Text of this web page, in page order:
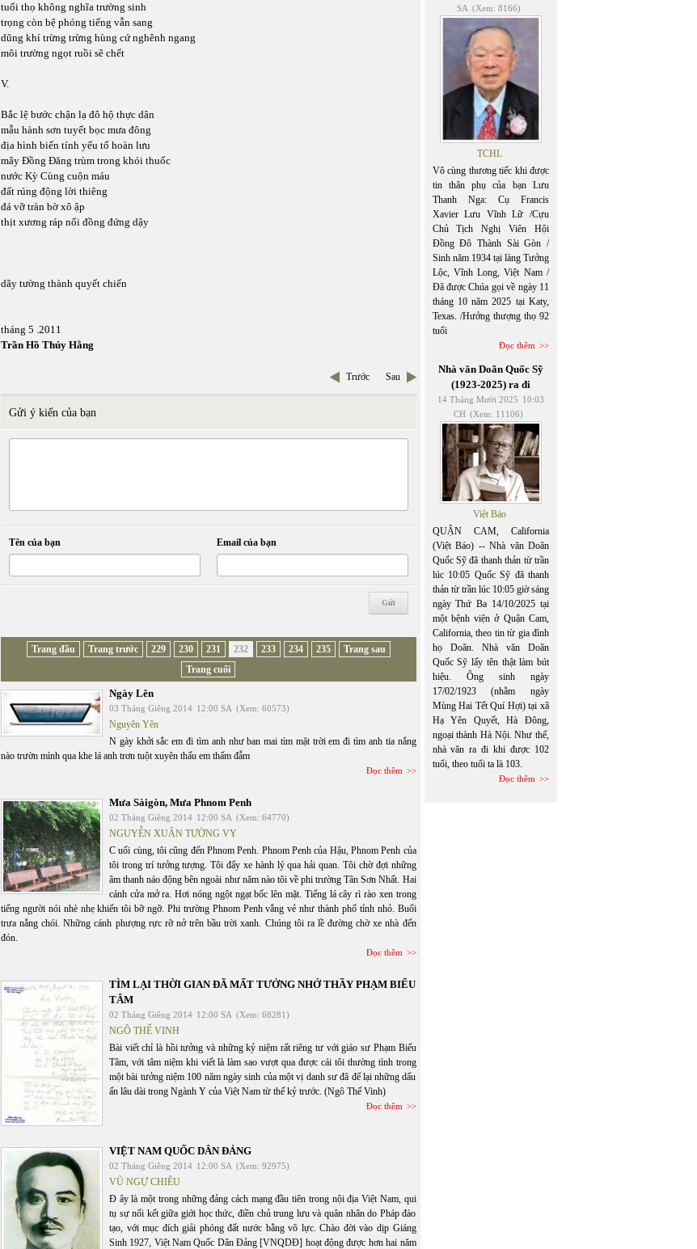
tuổi thọ không nghĩa trường sinh
trọng còn bệ phóng tiếng vẫn sang
dũng khí trừng trừng hùng cứ nghênh ngang
môi trường ngọt ruồi sẽ chết
V.
Bắc lệ bước chận lạ đô hộ thực dân
mẫu hành sơn tuyết bọc mưa đông
địa hình biến tính yếu tố hoàn lưu
mây Đồng Đăng trùm trong khói thuốc
nước Kỳ Cùng cuộn máu
đất rúng động lời thiêng
đá vỡ tràn bờ xô ập
thịt xương ráp nối đồng đứng dậy
dãy tường thành quyết chiến
tháng 5 .2011
Trần Hồ Thúy Hằng
Trước Sau
Gửi ý kiến của bạn
Tên của bạn Email của bạn
Trang đầu Trang trước 229 230 231 232 233 234 235
Trang sau
Trang cuối
Ngày Lên
03 Tháng Giêng 2014 12:00 SA (Xem: 60573)
Nguyên Yên
N gày khởi sắc em đi tìm anh như ban mai tìm mặt trời em đi tìm anh tia nắng
nào trườn mình qua khe lá anh trơn tuột xuyên thấu em thấm đẫm
Đọc thêm
Mưa Sàigòn, Mưa Phnom Penh
02 Tháng Giêng 2014 12:00 SA (Xem: 64770)
NGUYỄN XUÂN TƯỜNG VY
C uối cùng, tôi cũng đến Phnom Penh. Phnom Penh của Hậu, Phnom Penh của
tôi trong trí tưởng tượng. Tôi đẩy xe hành lý qua hải quan. Tôi chờ đợi những
âm thanh náo động bên ngoài như năm nào tôi về phi trường Tân Sơn Nhất. Hai
cánh cửa mở ra. Hơi nóng ngột ngạt bốc lên mặt. Tiếng lá cây rì rào xen trong
tiếng người nói nhè nhẹ khiến tôi bỡ ngỡ. Phi trường Phnom Penh vắng vẻ như thành phố tỉnh nhỏ. Buổi
trưa nắng chói. Những cánh phượng rực rỡ nở trên bầu trời xanh. Chúng tôi ra lề đường chờ xe nhà đến
đón.
Đọc thêm
TÌM LẠI THỜI GIAN ĐÃ MẤT TƯỞNG NHỚ THẦY PHẠM BIỂU
TÂM
02 Tháng Giêng 2014 12:00 SA (Xem: 68281)
NGÔ THẾ VINH
Bài viết chỉ là hồi tưởng và những kỷ niệm rất riêng tư với giáo sư Phạm Biểu
Tâm, với tâm niệm khi viết là làm sao vượt qua được cái tôi thường tình trong
một bài tưởng niệm 100 năm ngày sinh của một vị danh sư đã để lại những dấu
ấn lâu dài trong Ngành Y của Việt Nam từ thế kỷ trước. (Ngô Thế Vinh)
Đọc thêm
VIỆT NAM QUỐC DÂN ĐẢNG
02 Tháng Giêng 2014 12:00 SA (Xem: 92975)
VŨ NGỰ CHIÊU
Đ ây là một trong những đảng cách mạng đầu tiên trong nội địa Việt Nam, qui
tụ sự nối kết giữa giới học thức, điền chủ trung lưu và quân nhân do Pháp đào
tạo, với mục đích giải phóng đất nước bằng võ lực. Chào đời vào dịp Giáng
Sinh 1927, Việt Nam Quốc Dân Đảng [VNQDĐ] hoạt động được hơn hai năm
SA (Xem: 8166)
TCHL
Vô cùng thương tiếc khi được
tin thân phụ của bạn Lưu
Thanh Nga: Cụ Francis
Xavier Lưu Vĩnh Lữ /Cựu
Chủ Tịch Nghị Viên Hội
Đồng Đô Thành Sài Gòn /
Sinh năm 1934 tại làng Tưởng
Lộc, Vĩnh Long, Việt Nam /
Đã được Chúa gọi về ngày 11
tháng 10 năm 2025 tại Katy,
Texas. /Hưởng thượng thọ 92
tuổi
Đọc thêm
Nhà văn Doãn Quốc Sỹ
(1923-2025) ra đi
14 Tháng Mười 2025 10:03
CH (Xem: 11106)
Việt Báo
QUẬN CAM, California
(Việt Báo) -- Nhà văn Doãn
Quốc Sỹ đã thanh thản từ trần
lúc 10:05 Quốc Sỹ đã thanh
thản từ trần lúc 10:05 giờ sáng
ngày Thứ Ba 14/10/2025 tại
một bệnh viện ở Quận Cam,
California, theo tin từ gia đình
họ Doãn. Nhà văn Doãn
Quốc Sỹ lấy tên thật làm bút
hiệu. Ông sinh ngày
17/02/1923 (nhằm ngày
Mùng Hai Tết Quí Hợi) tại xã
Hạ Yên Quyết, Hà Đông,
ngoại thành Hà Nội. Như thế,
nhà văn ra đi khi được 102
tuổi, theo tuổi ta là 103.
Đọc thêm